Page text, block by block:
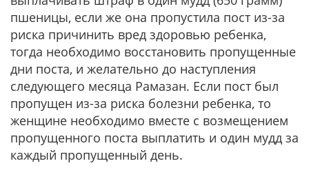
пшеницы, если же она пропустила пост из-за
риска причинить вред здоровью ребенка,
тогда необходимо восстановить пропущенные
дни поста, и желательно до наступления
следующего месяца Рамазан. Если пост был
пропущен из-за риска болезни ребенка, то
женщине необходимо вместе с возмещением
пропущенного поста выплатить и один мудд за
каждый пропущенный день.